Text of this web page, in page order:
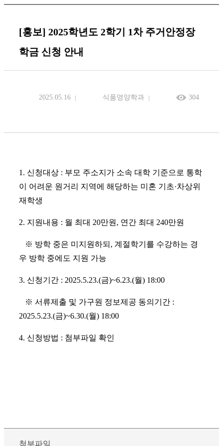
[홍보] 2025학년도 2학기 1차 주거안정장
학금 신청 안내
2025.05.16 식품영양학과 304
1. 신청대상 : 부모 주소지가 소속 대학 기준으로 통학
이 어려운 원거리 지역에 해당하는 미혼 기초·차상위
재학생
2. 지원내용 : 월 최대 20만원, 연간 최대 240만원
※ 방학 중은 미지원하되, 계절학기를 수강하는 경
우 방학 중에도 지원 가능
3. 신청기간 : 2025.5.23.(금)~6.23.(월) 18:00
※ 서류제출 및 가구원 정보제공 동의기간 :
2025.5.23.(금)~6.30.(월) 18:00
4. 신청방법 : 첨부파일 확인
첨부파일